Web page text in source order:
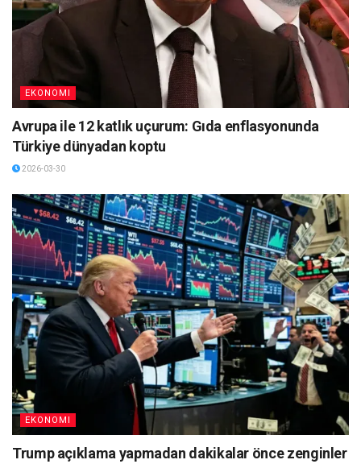
EKONOMI
Avrupa ile 12 katlık uçurum: Gıda enflasyonunda
Türkiye dünyadan koptu
2026-03-30
EKONOMI
Trump açıklama yapmadan dakikalar önce zenginler